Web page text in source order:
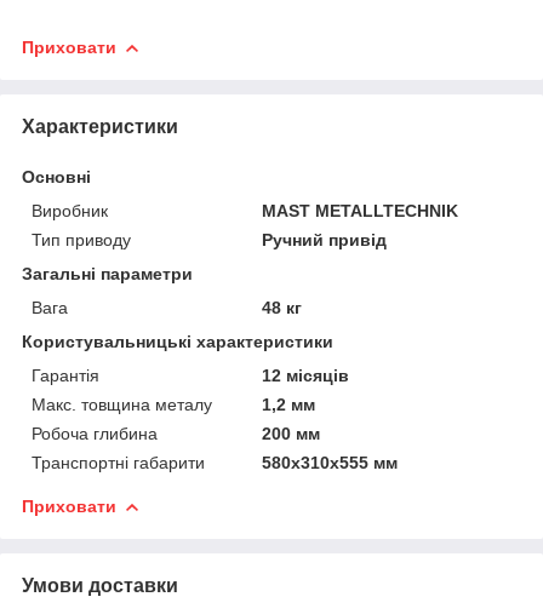
Приховати
Характеристики
Основні
Виробник
MAST METALLTECHNIK
Тип приводу
Ручний привід
Загальні параметри
Вага
48 кг
Користувальницькі характеристики
Гарантія
12 місяців
Макс. товщина металу
1,2 мм
Робоча глибина
200 мм
Транспортні габарити
580x310x555 мм
Приховати
Умови доставки